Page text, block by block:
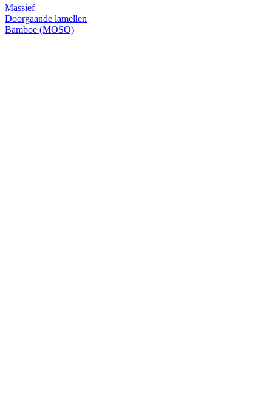
Massief
Doorgaande lamellen
Bamboe (MOSO)